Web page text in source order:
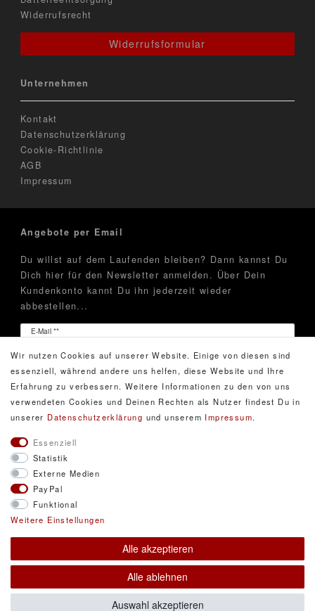
Widerrufsrecht
Widerrufsformular
Unternehmen
Kontakt
Datenschutzerklärung
Cookie-Richtlinie
AGB
Impressum
Angebote per Email
Du willst auf dem Laufenden bleiben? Dann kannst Du
Dich hier für den Newsletter anmelden. Über Dein
Kundenkonto kannt Du ihn jederzeit wieder
abbestellen...
E-Mail **
Newsletter
Hiermit bestätige ich, dass ich die
Daten­schutz­erklärung
gelesen habe. Meine Einwilligung kann ich jederzeit
widerrufen.**
© Copyright 2026 DarXity GbR. Gestaltung, Design
und Style durch DarXity GbR. Alle Rechte
vorbehalten.
Alle Preise inklusive gesetzlicher Mehrwertsteuer und
zuzüglich Versandkosten. * Pflichtfeld
Wir nutzen Cookies auf unserer Website. Einige von diesen sind
essenziell, während andere uns helfen, diese Website und Ihre
Erfahrung zu verbessern. Weitere Informationen zu den von uns
verwendeten Cookies und Deinen Rechten als Nutzer findest Du in
unserer Daten­schutz­erklärung und unserem Impressum.
Essenziell
Statistik
Externe Medien
PayPal
Funktional
Weitere Einstellungen
Alle akzeptieren
Alle ablehnen
Auswahl akzeptieren